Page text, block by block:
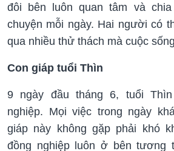
đôi bên luôn quan tâm và
chuyện mỗi ngày. Hai người có
qua nhiều thử thách mà cuộc
Con giáp tuổi Thìn
9 ngày đầu tháng 6, tuổi
nghiệp. Mọi việc trong ngày
giáp này không gặp phải khó
đồng nghiệp luôn ở bên tương